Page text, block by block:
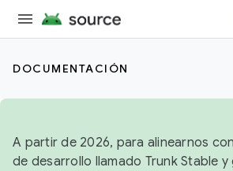
DOCUMENTACIÓN
A partir de 2026, para alinearnos
de desarrollo llamado Trunk Stable y